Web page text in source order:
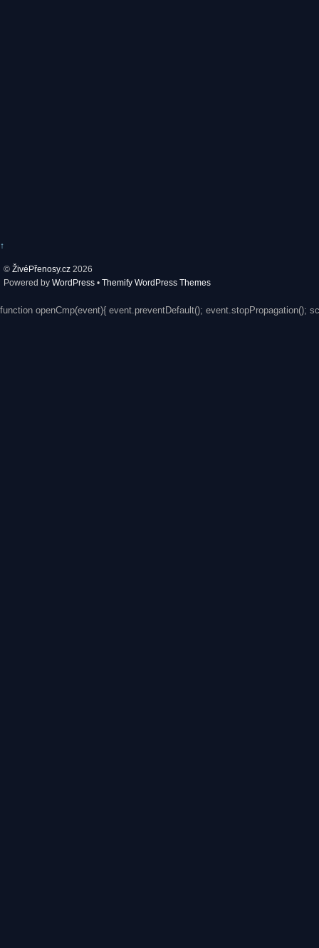
↑
© ŽivéPřenosy.cz 2026
Powered by WordPress • Themify WordPress Themes
function openCmp(event){ event.preventDefault(); event.stopPropagation();